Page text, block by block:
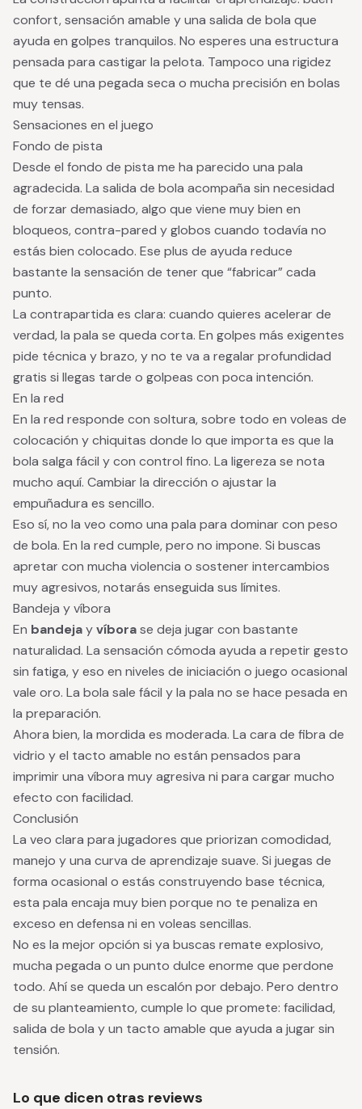
confort, sensación amable y una salida de bola que
ayuda en golpes tranquilos. No esperes una estructura
pensada para castigar la pelota. Tampoco una rigidez
que te dé una pegada seca o mucha precisión en bolas
muy tensas.
Sensaciones en el juego
Fondo de pista
Desde el fondo de pista me ha parecido una pala
agradecida. La salida de bola acompaña sin necesidad
de forzar demasiado, algo que viene muy bien en
bloqueos, contra-pared y globos cuando todavía no
estás bien colocado. Ese plus de ayuda reduce
bastante la sensación de tener que “fabricar” cada
punto.
La contrapartida es clara: cuando quieres acelerar de
verdad, la pala se queda corta. En golpes más exigentes
pide técnica y brazo, y no te va a regalar profundidad
gratis si llegas tarde o golpeas con poca intención.
En la red
En la red responde con soltura, sobre todo en voleas de
colocación y chiquitas donde lo que importa es que la
bola salga fácil y con control fino. La ligereza se nota
mucho aquí. Cambiar la dirección o ajustar la
empuñadura es sencillo.
Eso sí, no la veo como una pala para dominar con peso
de bola. En la red cumple, pero no impone. Si buscas
apretar con mucha violencia o sostener intercambios
muy agresivos, notarás enseguida sus límites.
Bandeja y víbora
En bandejayvíborase deja jugar con bastante
naturalidad. La sensación cómoda ayuda a repetir gesto
sin fatiga, y eso en niveles de iniciación o juego ocasional
vale oro. La bola sale fácil y la pala no se hace pesada en
la preparación.
Ahora bien, la mordida es moderada. La cara de fibra de
vidrio y el tacto amable no están pensados para
imprimir una víbora muy agresiva ni para cargar mucho
efecto con facilidad.
Conclusión
La veo clara para jugadores que priorizan comodidad,
manejo y una curva de aprendizaje suave. Si juegas de
forma ocasional o estás construyendo base técnica,
esta pala encaja muy bien porque no te penaliza en
exceso en defensa ni en voleas sencillas.
No es la mejor opción si ya buscas remate explosivo,
mucha pegada o un punto dulce enorme que perdone
todo. Ahí se queda un escalón por debajo. Pero dentro
de su planteamiento, cumple lo que promete: facilidad,
salida de bola y un tacto amable que ayuda a jugar sin
tensión.
Lo que dicen otras reviews